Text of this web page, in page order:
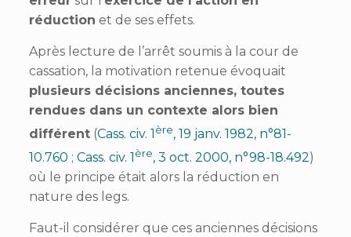
réduction et de ses effets.
Après lecture de l’arrêt soumis à la cour de
cassation, la motivation retenue évoquait
plusieurs décisions anciennes, toutes
rendues dans un contexte alors bien
différent(Cass. civ. 1ère, 19 janv. 1982, n°81-
10.760 ; Cass. civ. 1 ère, 3 oct. 2000, n°98-18.492)
où le principe était alors la réduction en
nature des legs.
Faut-il considérer que ces anciennes décisions